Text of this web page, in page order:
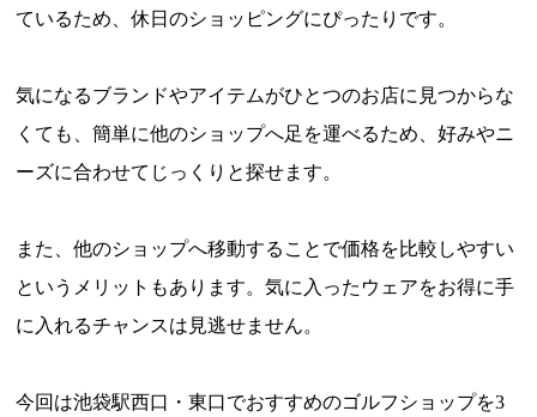
ているため、休日のショッピングにぴったりです。
気になるブランドやアイテムがひとつのお店に見つからな
くても、簡単に他のショップへ足を運べるため、好みやニ
ーズに合わせてじっくりと探せます。
また、他のショップへ移動することで価格を比較しやすい
というメリットもあります。気に入ったウェアをお得に手
に入れるチャンスは見逃せません。
今回は池袋駅西口・東口でおすすめのゴルフショップを3